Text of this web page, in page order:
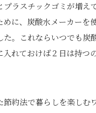
プラスチックゴミが増え
めに、炭酸水メーカーを
。これならいつでも炭
入れておけば２日は持つ
節約法で暮らしを楽しむ